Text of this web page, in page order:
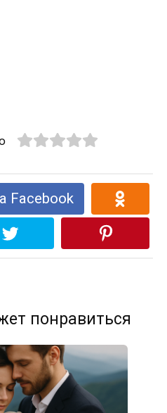
Facebook
понравиться